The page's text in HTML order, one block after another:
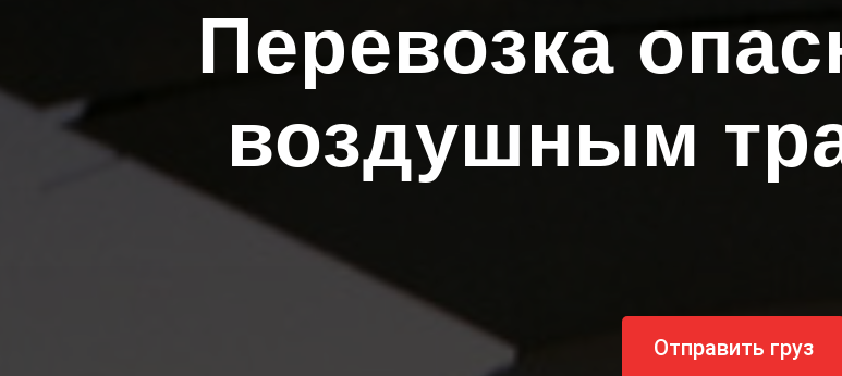
Перевозка
воздушным
Отправить груз